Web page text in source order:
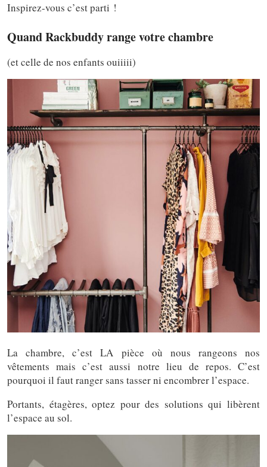
Inspirez-vous c’est parti !
Quand Rackbuddy range votre chambre
(et celle de nos enfants ouiiiii)
La chambre, c’est LA pièce où nous rangeons nos
vêtements mais c’est aussi notre lieu de repos. C’est
pourquoi il faut ranger sans tasser ni encombrer l’espace.
Portants, étagères, optez pour des solutions qui libèrent
l’espace au sol.